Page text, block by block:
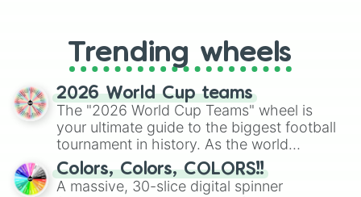
replacing your long-lost Twister
spinner, you will find many handy
spinner wheels here.
Trending wheels
2026 World Cup teams
The "2026 World Cup Teams" wheel is
your ultimate guide to the biggest football
tournament in history. As the world
prepares for the 2026 expansion, this
wheel features all 48 nations that have
Colors, Colors, COLORS!!
A massive, 30-slice digital spinner